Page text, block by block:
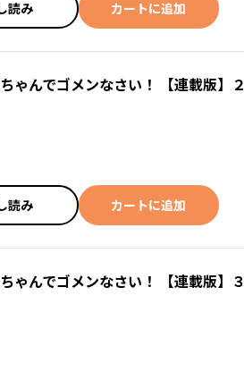
読み カートに追加
ゃんでゴメンなさい！ 【連載版】２
読み カートに追加
ゃんでゴメンなさい！ 【連載版】３